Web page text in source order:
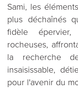
Sami, les
plus déchaînés
fidèle
rocheuses,
la recherche
insaisissable,
pour l'avenir du